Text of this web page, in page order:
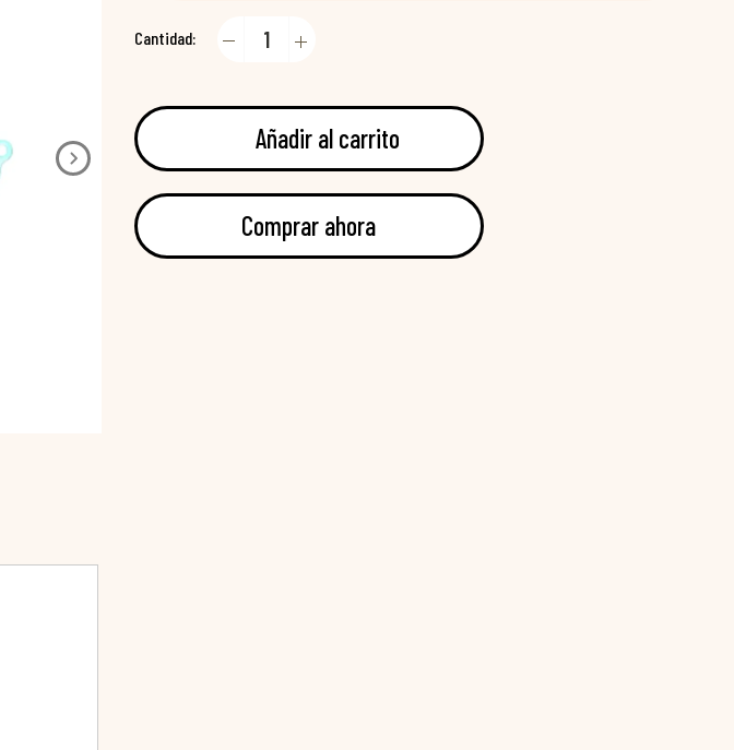
Cantidad:
Añadir al carrito
Comprar ahora